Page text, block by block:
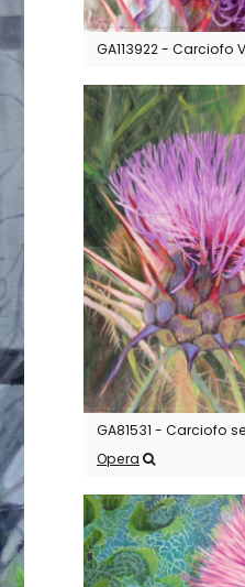
GA113922 - Carciofo
GA81531 - Carciofo
Opera